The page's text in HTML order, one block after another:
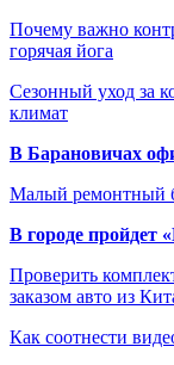
Почему важно
горячая йога
Сезонный уход за
климат
В Барановичах
Малый ремонтный
В городе пройдет
Проверить
заказом авто из
Как соотнести